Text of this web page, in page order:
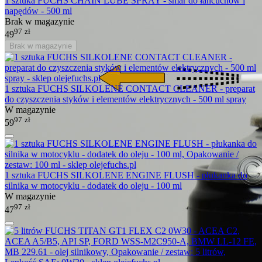
napędów - 500 ml
Brak w magazynie
4997 zł
Brak w magazynie
1 sztuka FUCHS SILKOLENE CONTACT CLEANER - preparat
do czyszczenia styków i elementów elektrycznych - 500 ml spray
W magazynie
5997 zł
1 sztuka FUCHS SILKOLENE ENGINE FLUSH - płukanka do
silnika w motocyklu - dodatek do oleju - 100 ml
W magazynie
4797 zł